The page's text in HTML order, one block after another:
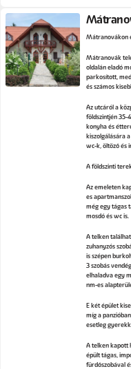
Mátranovákon
Mátranovák
oldalán eladó
parkosított,
és számos
Az utcáról a
földszintjén 35-
konyha és
kiszolgálására
wc-k, öltöző és
A földszinti
Az emeleten
es
még egy tágas
mosdó és wc is.
A telken
zuhanyzós
is szépen
3 szobás
elhaladva egy
nm-es
E két épület
míg a
esetleg
A telken kapott
épült tágas,
fürdőszobával